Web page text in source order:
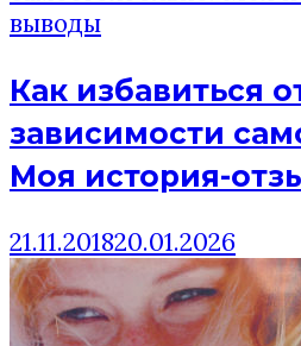
Как избавиться
зависимости
Моя история-
21.11.201820.01.2026